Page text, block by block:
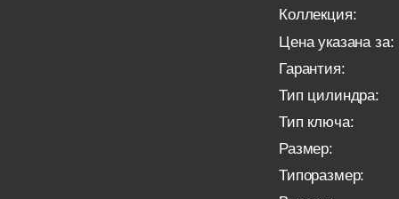
Коллекция:
Цена указана за:
Гарантия:
Тип цилиндра:
Тип ключа:
Размер:
Типоразмер: